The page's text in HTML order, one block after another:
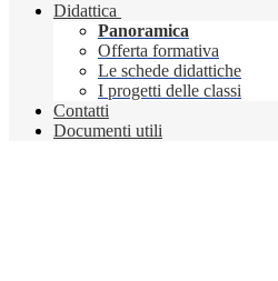
Didattica
Panoramica
Offerta formativa
Le schede didattiche
I progetti delle classi
Contatti
Documenti utili